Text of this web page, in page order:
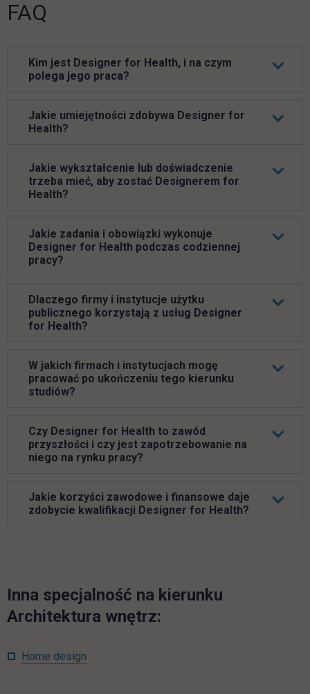
FAQ
Kim jest Designer for Health, i na czym
polega jego praca?
Jakie umiejętności zdobywa Designer for
Health?
Jakie wykształcenie lub doświadczenie
trzeba mieć, aby zostać Designerem for
Health?
Jakie zadania i obowiązki wykonuje
Designer for Health podczas codziennej
pracy?
Dlaczego firmy i instytucje użytku
publicznego korzystają z usług Designer
for Health?
W jakich firmach i instytucjach mogę
pracować po ukończeniu tego kierunku
studiów?
Czy Designer for Health to zawód
przyszłości i czy jest zapotrzebowanie na
niego na rynku pracy?
Jakie korzyści zawodowe i finansowe daje
zdobycie kwalifikacji Designer for Health?
Inna specjalność na kierunku
Architektura wnętrz:
Home design